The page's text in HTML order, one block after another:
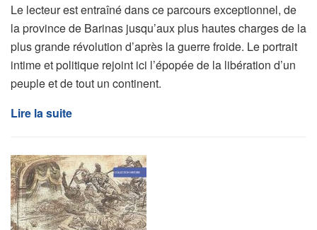
Le lecteur est entraîné dans ce parcours exceptionnel, de
la province de Barinas jusqu’aux plus hautes charges de la
plus grande révolution d’après la guerre froide. Le portrait
intime et politique rejoint ici l’épopée de la libération d’un
peuple et de tout un continent.
Lire la suite